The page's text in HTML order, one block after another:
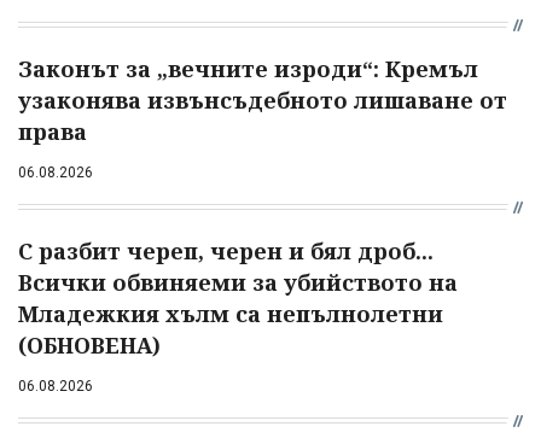
Законът за „вечните изроди“: Кремъл
узаконява извънсъдебното лишаване от
права
06.08.2026
С разбит череп, черен и бял дроб...
Всички обвиняеми за убийството на
Младежкия хълм са непълнолетни
(ОБНОВЕНА)
06.08.2026